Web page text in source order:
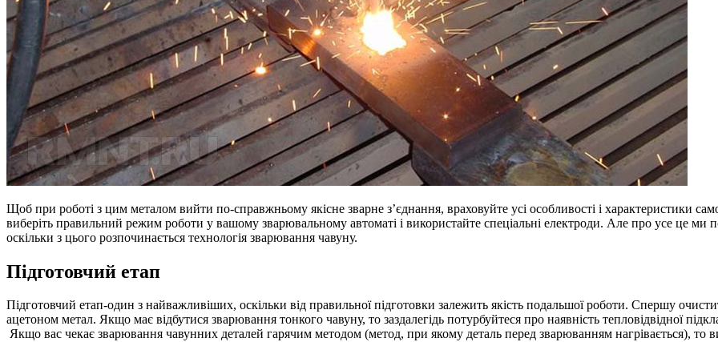
Щоб при роботі з цим металом вийти по-справжньому якісне зварне з’єднання, враховуйте усі особливості і характеристики
виберіть правильний режим роботи у вашому зварювальному автоматі і використайте спеціальні електроди. Але про усе це ми
оскільки з цього розпочинається технологія зварювання чавуну.
Підготовчий етап
Підготовчий етап-один з найважливіших, оскільки від правильної підготовки залежить якість подальшої роботи. Спершу
ацетоном метал. Якщо має відбутися зварювання тонкого чавуну, то заздалегідь потурбуйтеся про наявність тепловідвідної
Якщо вас чекає зварювання чавунних деталей гарячим методом (метод, при якому деталь перед зварюванням нагрівається), то